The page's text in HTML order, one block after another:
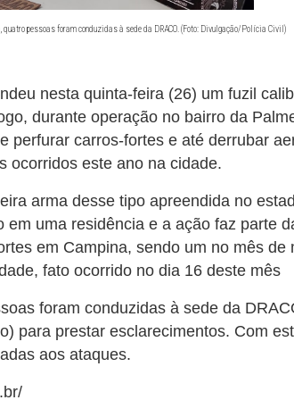
quatro pessoas foram conduzidas à sede da DRACO. (Foto: Divulgação/Polícia Civil)
nesta quinta-feira (26) um fuzil
durante operação no bairro da
perfurar carros-fortes e até derrubar
ocorridos este ano na cidade.
arma desse tipo apreendida no
em uma residência e a ação faz parte
em Campina, sendo um no mês de
fato ocorrido no dia 16 deste mês
foram conduzidas à sede da
para prestar esclarecimentos. Com
aos ataques.